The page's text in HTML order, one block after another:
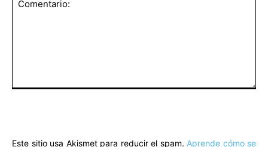
Este sitio usa Akismet para reducir el spam. Aprende cómo se